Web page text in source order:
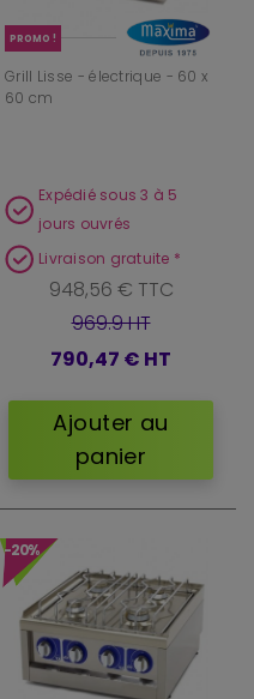
PROMO !
Grill Lisse - électrique - 60 x
60 cm
Expédié sous 3 à 5
jours ouvrés
Livraison gratuite *
948,56 € TTC
969.9 HT
790,47 € HT
Ajouter au
panier
-20%